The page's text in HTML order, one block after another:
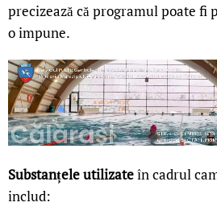
precizează că programul poate fi
o impune.
Substanțele utilizateîn cadrul
includ: